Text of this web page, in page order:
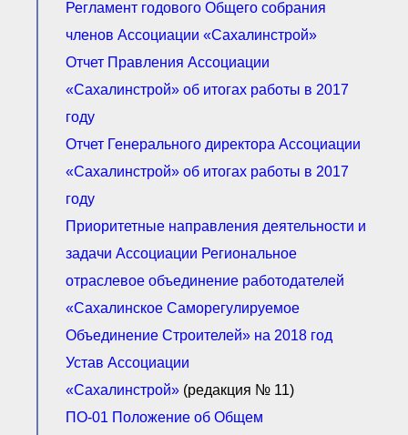
Финансовая отчетность
Компенсационный фонд
● Реестр членов
«Сахалинстрой»
осуществляющих
строительный контроль
● Реестр членов
Ассоциации —
Ассоциации — технических
● Реестр членов
Ассоциации с правом
ООТСУО
лаборатории
Регламент годового Общего собрания
членов Ассоциации «Сахалинстрой»
Отчет Правления Ассоциации
«Сахалинстрой» об итогах работы в 2017
году
Отчет Генерального директора Ассоциации
«Сахалинстрой» об итогах работы в 2017
году
Приоритетные направления деятельности и
задачи Ассоциации Региональное
отраслевое объединение работодателей
«Сахалинское Саморегулируемое
Объединение Строителей» на 2018 год
Устав Ассоциации
«Сахалинстрой» (редакция № 11)
ПО-01 Положение об Общем